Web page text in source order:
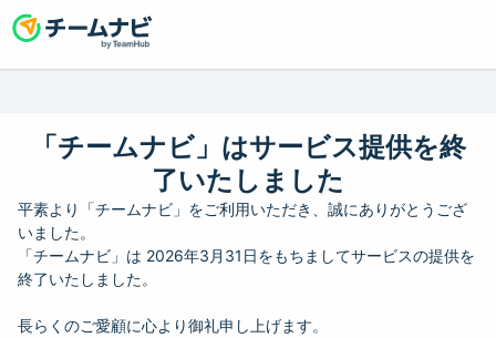
「チームナビ」はサービス提供を終
了いたしました
平素より「チームナビ」をご利用いただき、誠にありがとうござ
いました。
「チームナビ」は 2026年3月31日をもちましてサービスの提供を
終了いたしました。
長らくのご愛顧に心より御礼申し上げます。